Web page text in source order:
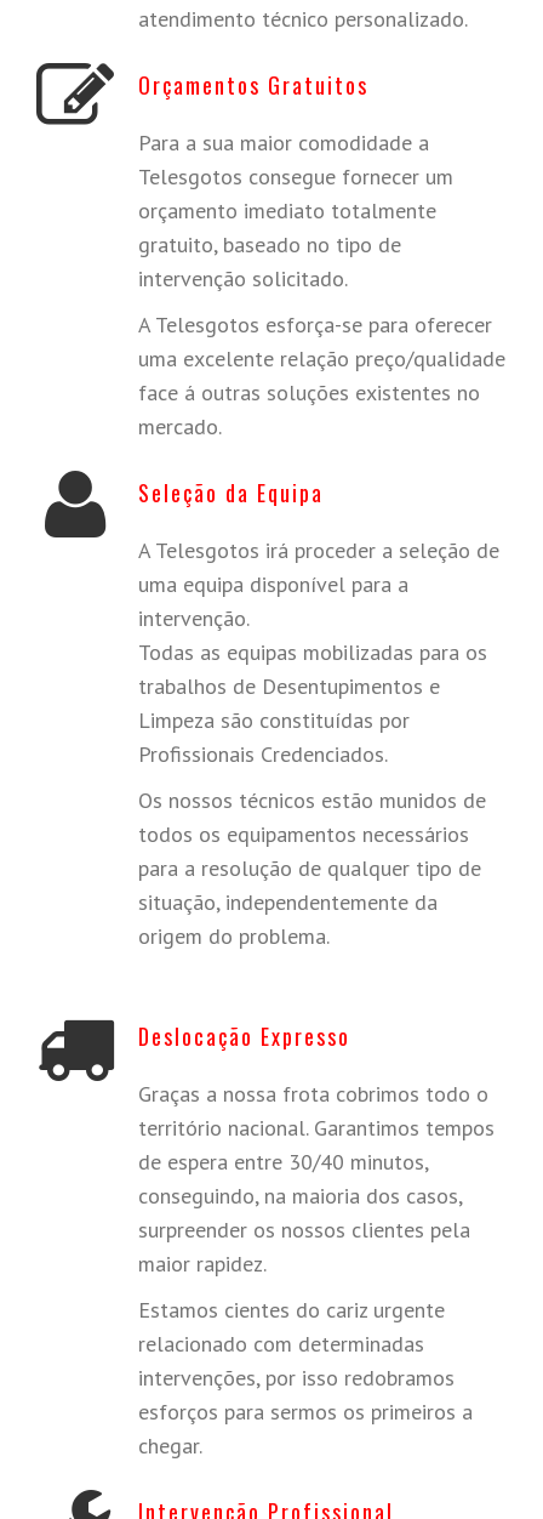
atendimento técnico personalizado.
Orçamentos Gratuitos
Para a sua maior comodidade a
Telesgotos consegue fornecer um
orçamento imediato totalmente
gratuito, baseado no tipo de
intervenção solicitado.
A Telesgotos esforça-se para oferecer
uma excelente relação preço/qualidade
face á outras soluções existentes no
mercado.
Seleção da Equipa
A Telesgotos irá proceder a seleção de
uma equipa disponível para a
intervenção.
Todas as equipas mobilizadas para os
trabalhos de Desentupimentos e
Limpeza são constituídas por
Profissionais Credenciados.
Os nossos técnicos estão munidos de
todos os equipamentos necessários
para a resolução de qualquer tipo de
situação, independentemente da
origem do problema.
Deslocação Expresso
Graças a nossa frota cobrimos todo o
território nacional. Garantimos tempos
de espera entre 30/40 minutos,
conseguindo, na maioria dos casos,
surpreender os nossos clientes pela
maior rapidez.
Estamos cientes do cariz urgente
relacionado com determinadas
intervenções, por isso redobramos
esforços para sermos os primeiros a
chegar.
Intervenção Profissional